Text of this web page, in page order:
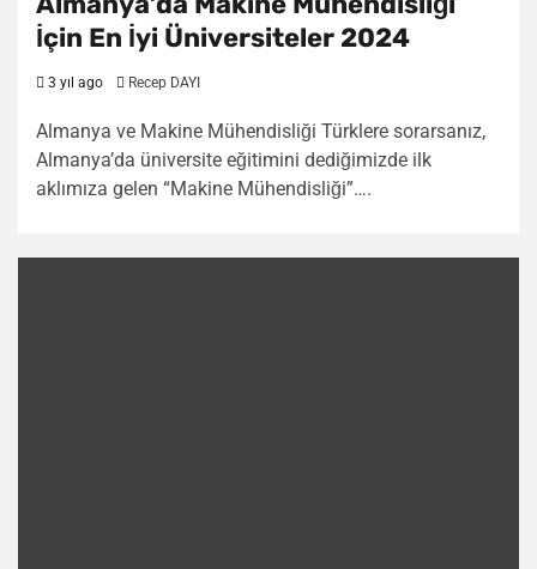
İçin En İyi Üniversiteler 2024
3 yıl ago Recep DAYI
Almanya ve Makine Mühendisliği Türklere sorarsanız,
Almanya’da üniversite eğitimini dediğimizde ilk
aklımıza gelen “Makine Mühendisliği”….